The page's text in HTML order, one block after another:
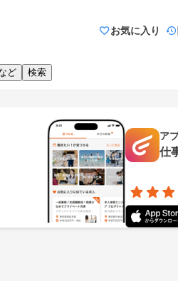
お気に入り
ど 検索
ア
仕